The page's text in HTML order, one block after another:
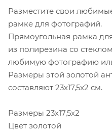
Разместите свои
рамке для фотографий.
Прямоугольная рамка
из полирезина со
любимую фотографию
Размеры этой золотой
составляют 23x17,5x2 см.
Размеры 23x17,5x2
Цвет золотой